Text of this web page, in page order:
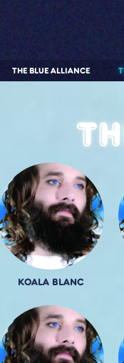
THE BLUE ALLIANCE
KOALA BLANC